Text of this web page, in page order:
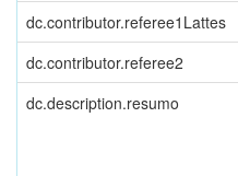
dc.contributor.referee1Lattes
dc.contributor.referee2
dc.description.resumo